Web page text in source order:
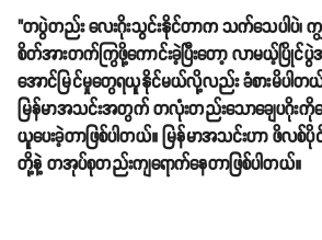
"တပွဲတည်း လေးဂိုးသွင်းနိုင်တာက သက်သေပါပဲ၊
စိတ်အားတက်ကြွဖို့ကောင်းခဲ့ပြီးတော့ လာမယ့်ပြိုင်
အောင်မြင်မှုတွေရယူနိုင်မယ်လို့လည်း ခံစားမိပါတ
မြန်မာအသင်းအတွက် တလုံးတည်းသောချေပဂိုး
ယူပေးခဲ့တာဖြစ်ပါတယ်။ မြန်မာအသင်းဟာ ဖိလစ်ပို
တို့နဲ့ တအုပ်စုတည်းကျရောက်နေတာဖြစ်ပါတယ်။